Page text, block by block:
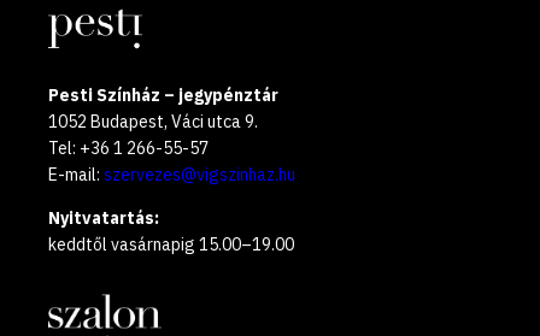
Pesti Színház – jegypénztár
1052 Budapest, Váci utca 9.
Tel: +36 1 266-55-57
E-mail: szervezes@vigszinhaz.hu
Nyitvatartás:
keddtől vasárnapig 15.00–19.00